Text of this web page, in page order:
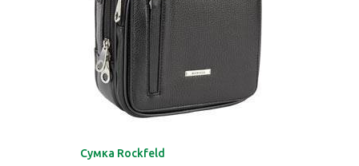
Сумка Rockfeld